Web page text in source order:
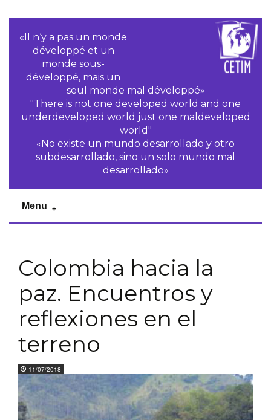
«Il n‘y a pas un monde
développé et un
monde sous-
développé, mais un
seul monde mal développé»
"There is not one developed world and one
underdeveloped world just one maldeveloped
world"
«No existe un mundo desarrollado y otro
subdesarrollado, sino un solo mundo mal
desarrollado»
Menu
Colombia hacia la
paz. Encuentros y
reflexiones en el
terreno
11/07/2018